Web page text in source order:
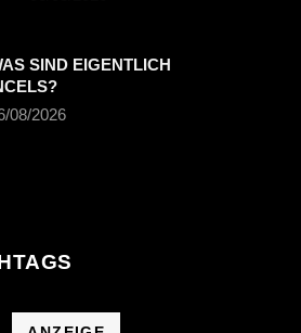
SIND EIGENTLICH
08/2026